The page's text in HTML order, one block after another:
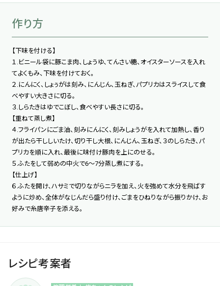
作り方
【下味を付ける】
１.ビニール袋に豚こま肉、しょうゆ、てんさい糖、オイスターソースを入れ
てよくもみ、下味を付けておく。
２.にんにく、しょぅがは刻み、にんじん、玉ねぎ、パプリカはスライスして食
べやすい大きさに切る。
３.しらたきはゆでこぼし、食べやすい長さに切る。
【重ねて蒸し煮】
４.フライパンにごま油、刻みにんにく、刻みしょうがを入れて加熱し、香り
が出たら干ししいたけ、切り干し大根、にんじん、玉ねぎ、３のしらたき、パ
プリカを順に入れ、最後に味付け豚肉を上にのせる。
５.ふたをして弱めの中火で6〜7分蒸し煮にする。
【仕上げ】
６.ふたを開け、ハサミで切りながらニラを加え、火を強めて水分を飛ばす
ように炒め、全体がなじんだら盛り付け、ごまをひねりながら振りかけ、お
好みで糸唐辛子を添える。
レシピ考案者